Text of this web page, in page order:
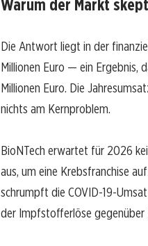
Warum der Markt
Die Antwort liegt in der
Millionen Euro — ein Ergebnis,
Millionen Euro. Die
nichts am Kernproblem.
BioNTech erwartet für 2026
aus, um eine Krebsfranchise
schrumpft die COVID-19-
der Impfstofferlöse gegenüber